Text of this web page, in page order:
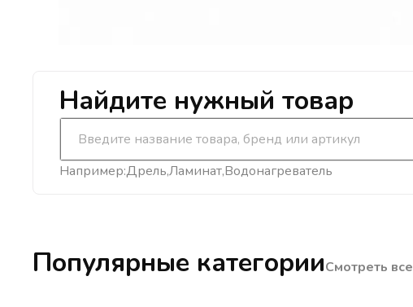
Найдите нужный товар
Например:ДрельЛаминатВодонагреватель
Популярные категорииСмотреть все